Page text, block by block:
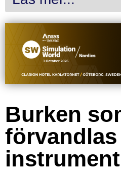
Burken
instrument